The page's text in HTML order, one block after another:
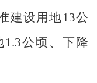
建设用地13公
1.3公顷、下降